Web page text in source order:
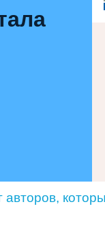
авторов,